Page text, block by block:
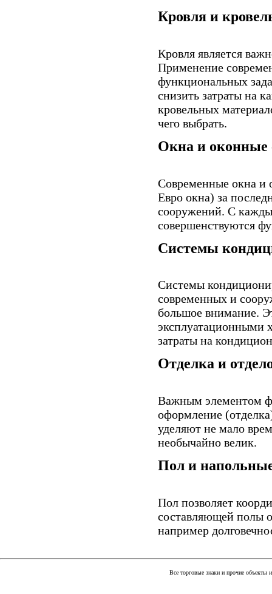
Кровля и
Кровля является
Применение
функциональных
снизить затраты на
кровельных
чего выбрать.
Окна и оконные
Современные окна и
Евро окна) за
сооружений. С
совершенствуются
Системы
Системы
современных и
большое внимание.
эксплуатационными
затраты на
Отделка и
Важным элементом
оформление
уделяют не мало
необычайно велик.
Пол и
Пол позволяет
составляющей полы
например
Все торговые знаки и прочие объекты